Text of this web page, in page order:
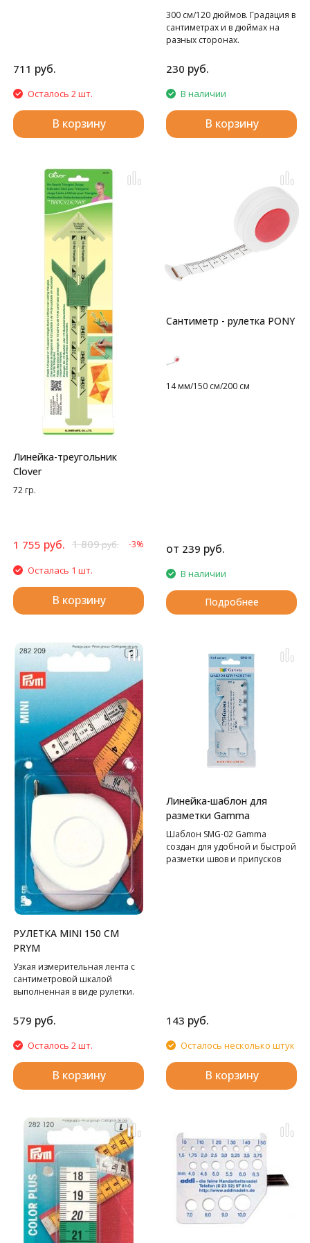
711 руб.
Осталось 2 шт.
В корзину
300 см/120 дюймов. Градация в
сантиметрах и в дюймах на
разных сторонах.
230 руб.
В наличии
В корзину
Линейка-треугольник
Clover
72 гр.
1 755 руб. 1 809руб. -3%
Осталась 1 шт.
В корзину
Сантиметр - рулетка PONY
14 мм/150 см/200 см
от 239 руб.
В наличии
Подробнее
РУЛЕТКА MINI 150 СМ
PRYM
Узкая измерительная лента с
сантиметровой шкалой
выполненная в виде рулетки.
579 руб.
Осталось 2 шт.
В корзину
Линейка-шаблон для
разметки Gamma
Шаблон SMG-02 Gamma
создан для удобной и быстрой
разметки швов и припусков
143 руб.
Осталось несколько штук
В корзину